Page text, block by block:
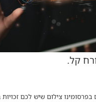
צילום שיש לכם